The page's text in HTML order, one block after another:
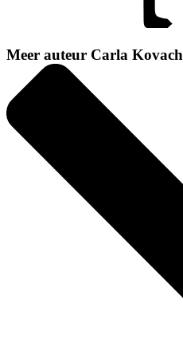
Meer auteur Carla Kovach